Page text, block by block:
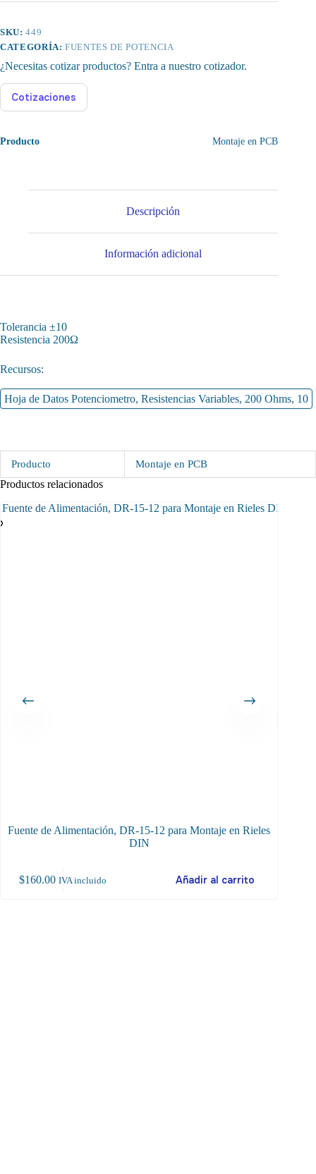
SKU:449
CATEGORÍA:FUENTES DE POTENCIA
¿Necesitas cotizar productos? Entra a nuestro cotizador.
Cotizaciones
Producto Montaje en PCB
Descripción
Información adicional
Tolerancia ±10
Resistencia 200Ω
Recursos:
Hoja de Datos Potenciometro, Resistencias Variables, 200 Ohms, 10
Producto Montaje en PCB
Productos relacionados
Fuente de Alimentación, DR-15-12 para Montaje en Rieles
DIN
$160.00 IVA incluido Añadir al carrito